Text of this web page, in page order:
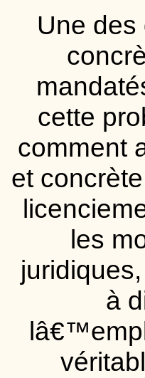
Une
cette
comment
et
les
à